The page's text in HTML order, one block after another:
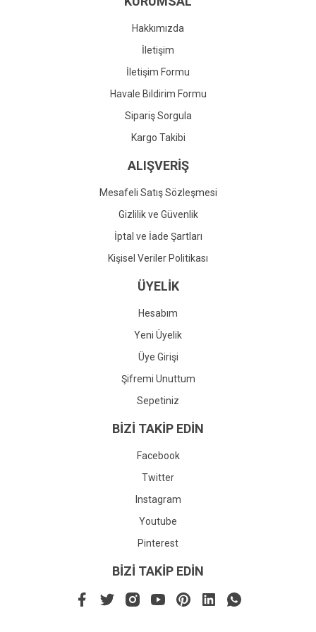
Gönder
Hakkımızda
İletişim
İletişim Formu
Havale Bildirim Formu
Sipariş Sorgula
Kargo Takibi
ALIŞVERİŞ
Mesafeli Satış Sözleşmesi
Gizlilik ve Güvenlik
İptal ve İade Şartları
Kişisel Veriler Politikası
ÜYELİK
Hesabım
Yeni Üyelik
Üye Girişi
Şifremi Unuttum
Sepetiniz
BİZİ TAKİP EDİN
Facebook
Twitter
Instagram
Youtube
Pinterest
BİZİ TAKİP EDİN